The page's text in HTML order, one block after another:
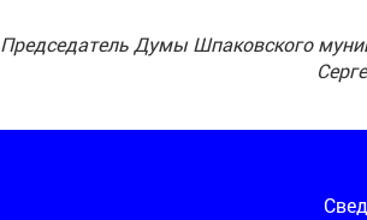
Председатель Думы Шпаковского